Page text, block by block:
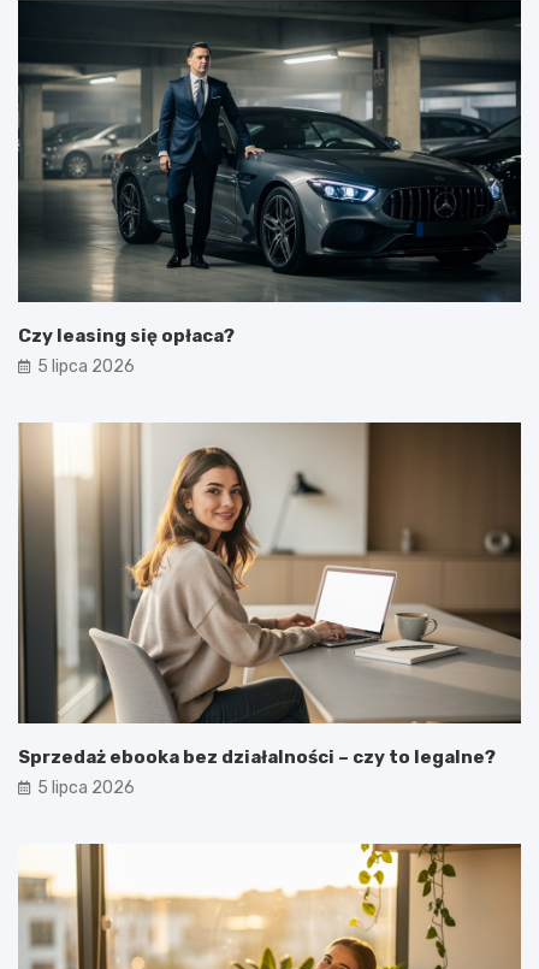
Czy leasing się opłaca?
5 lipca 2026
Sprzedaż ebooka bez działalności – czy to legalne?
5 lipca 2026